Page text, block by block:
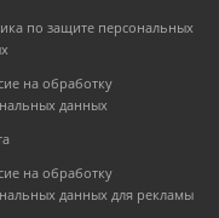
по защите персональных
на обработку
данных
на обработку
данных для рекламы